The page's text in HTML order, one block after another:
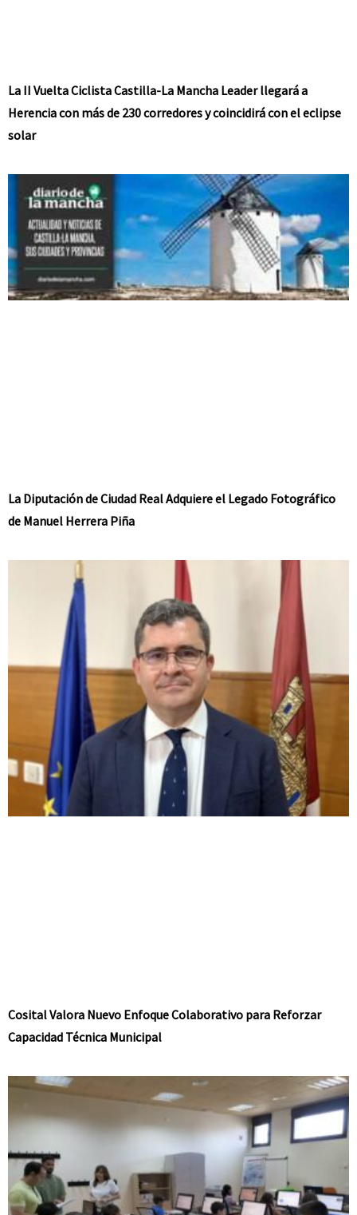
La II Vuelta Ciclista Castilla-La Mancha Leader llegará a
Herencia con más de 230 corredores y coincidirá con el eclipse
solar
La Diputación de Ciudad Real Adquiere el Legado Fotográfico
de Manuel Herrera Piña
Cosital Valora Nuevo Enfoque Colaborativo para Reforzar
Capacidad Técnica Municipal